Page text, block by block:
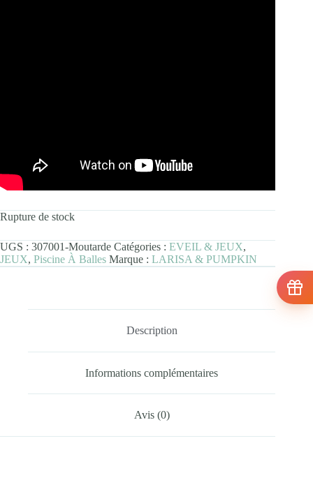
Rupture de stock
UGS : 307001-Moutarde Catégories : EVEIL & JEUX,
JEUX, Piscine À Balles Marque : LARISA & PUMPKIN
Description
Informations complémentaires
Avis (0)